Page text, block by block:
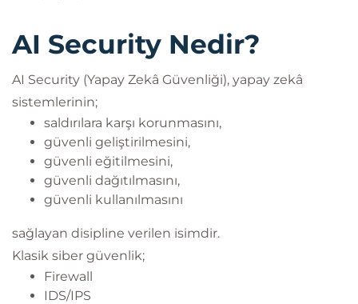
AI Security Nedir?
AI Security (Yapay Zekâ Güvenliği), yapay zekâ
sistemlerinin;
saldırılara karşı korunmasını,
güvenli geliştirilmesini,
güvenli eğitilmesini,
güvenli dağıtılmasını,
güvenli kullanılmasını
sağlayan disipline verilen isimdir.
Klasik siber güvenlik;
Firewall
IDS/IPS